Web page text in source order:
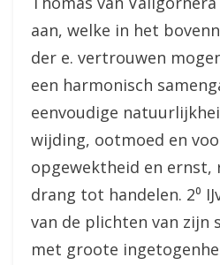
aan, welke in het
der e. vertrouwen
een harmonisch
eenvoudige
wijding, ootmoed en
opgewektheid en ernst,
drang tot handelen. 2⁰
van de plichten van zijn
met groote